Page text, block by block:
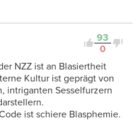
93
0
NZZ ist an Blasiertheit
Kultur ist geprägt von
intriganten Sesselfurzern
ist schiere Blasphemie.